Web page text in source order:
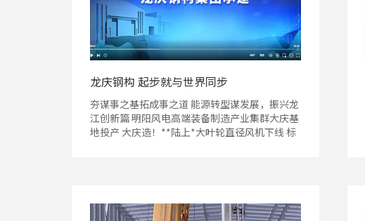
龙庆钢构 起步就与世界同步
夯谋事之基拓成事之道 能源转型谋发展，振兴龙
江创新篇 明阳风电高端装备制造产业集群大庆基
地投产 大庆造！**陆上*大叶轮直径风机下线 标